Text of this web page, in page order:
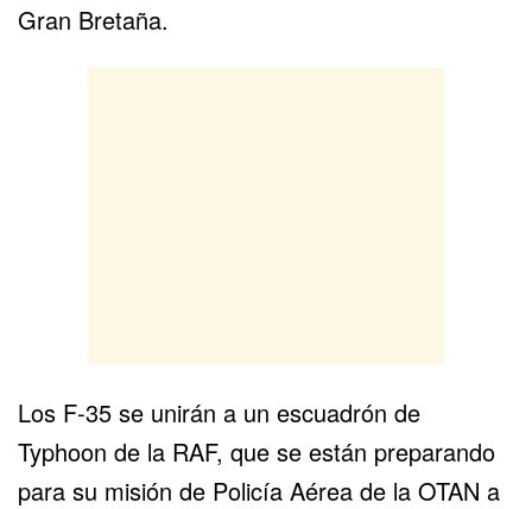
Gran Bretaña.
Los F-35 se unirán a un escuadrón de
Typhoon de la RAF, que se están preparando
para su misión de Policía Aérea de la OTAN a